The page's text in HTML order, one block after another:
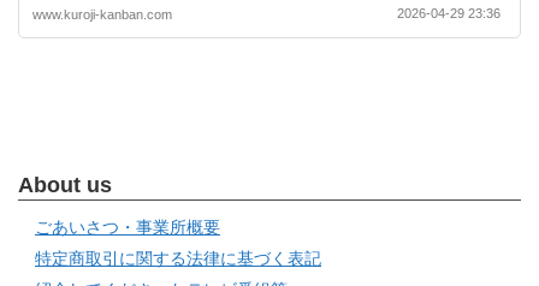
www.kuroji-kanban.com 2026-04-29 23:36
About us
ごあいさつ・事業所概要
特定商取引に関する法律に基づく表記